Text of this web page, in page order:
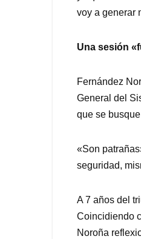
voy a generar
Una sesión
Fernández
General del
que se
«Son
seguridad,
A 7 años del
Coincidiendo
Noroña